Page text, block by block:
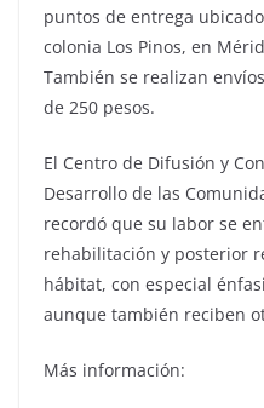
puntos de entrega
colonia Los Pinos, en
También se realizan
de 250 pesos.
El Centro de Difusión y
Desarrollo de las
recordó que su labor se
rehabilitación y posterior
hábitat, con especial
aunque también reciben
Más información: